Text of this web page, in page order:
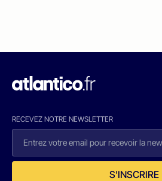
RECEVEZ NOTRE NEWSLETTER
S'INSCRIRE